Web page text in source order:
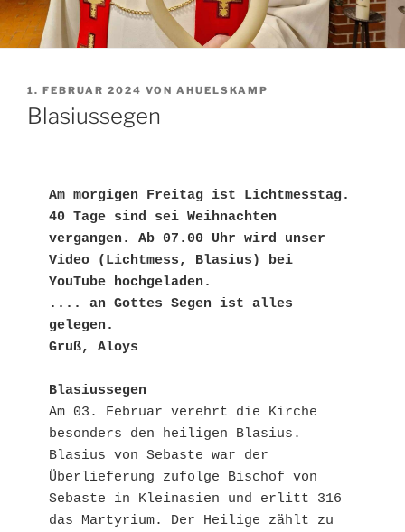
VERÖFFENTLICHT
AM
1. FEBRUAR 2024 VON AHUELSKAMP
Blasiussegen
Am morgigen Freitag ist Lichtmesstag.
40 Tage sind sei Weihnachten
vergangen. Ab 07.00 Uhr wird unser
Video (Lichtmess, Blasius) bei
YouTube hochgeladen.
.... an Gottes Segen ist alles
gelegen.
Gruß, Aloys
Blasiussegen
Am 03. Februar verehrt die Kirche
besonders den heiligen Blasius.
Blasius von Sebaste war der
Überlieferung zufolge Bischof von
Sebaste in Kleinasien und erlitt 316
das Martyrium. Der Heilige zählt zu